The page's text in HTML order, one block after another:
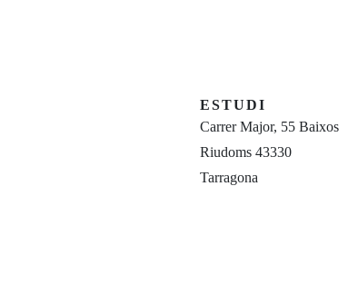
ESTUDI
Carrer Major, 55 Baixos
Riudoms 43330
Tarragona